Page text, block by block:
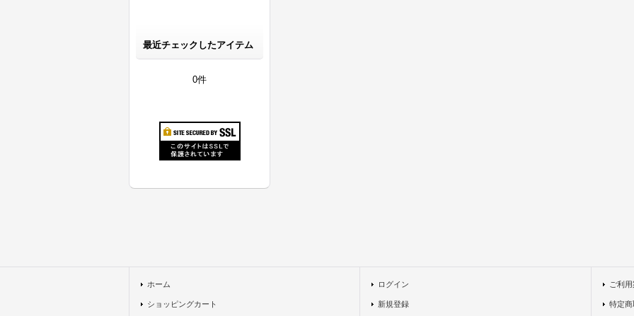
最近チェックしたアイテム
0件
ホーム
ショッピングカート
ログイン
新規登録
ご利
特定